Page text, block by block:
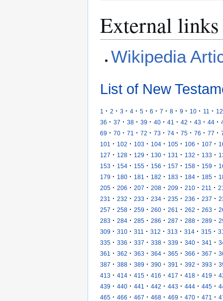
External links
Wikipedia
List of New
1 · 2 · 3 · 4 · 5 · 6 · 7 · 8 · 9 · 10 · 11 · 12
36 · 37 · 38 · 39 · 40 · 41 · 42 · 43 · 44 ·
69 · 70 · 71 · 72 · 73 · 74 · 75 · 76 · 77 ·
101
· 102 · 103 · 104 · 105 · 106 · 107 ·
127 · 128 · 129 · 130 · 131 · 132 · 133 ·
153 · 154 · 155 · 156 · 157 · 158 · 159 ·
179 · 180 · 181 · 182 · 183 · 184 · 185 ·
205 · 206 · 207 · 208 · 209 · 210 · 211 ·
231
· 232 · 233 · 234 · 235 · 236 · 237 ·
257 · 258 · 259 · 260 · 261 · 262 · 263 ·
283 · 284 · 285 · 286 · 287 · 288 · 289 ·
309 · 310 · 311 · 312 · 313 · 314 · 315 ·
335 · 336 · 337 · 338 · 339 · 340 · 341 ·
361
· 362 · 363 · 364 · 365 · 366 · 367 ·
387 · 388 · 389 · 390 · 391 · 392 · 393 ·
413 · 414 · 415 · 416 · 417 · 418 · 419 ·
439 · 440 · 441 · 442 · 443 · 444 · 445 ·
465 · 466 · 467 · 468 · 469 · 470 · 471 ·